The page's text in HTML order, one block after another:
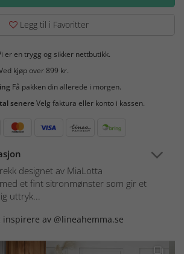
Legg til i Favoritter
er en trygg og sikker nettbutikk.
kjøp over 899 kr.
Få pakken din allerede i morgen.
senereVelg faktura eller konto i kassen.
designet av MiaLotta
et fint sitronmønster som gir et
uttryk...
inspirere av @lineahemma.se